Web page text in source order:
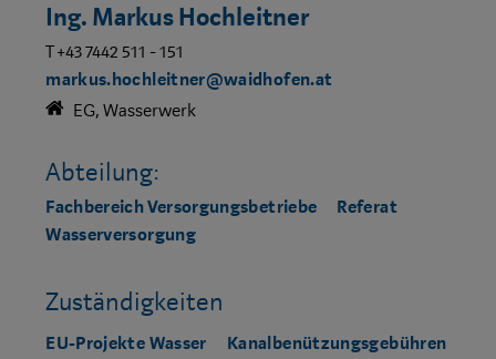
Ing. Markus Hochleitner
T +43 7442 511 - 151
markus.hochleitner@waidhofen.at
EG, Wasserwerk
Abteilung:
Fachbereich Versorgungsbetriebe
Referat
Wasserversorgung
Zuständigkeiten
EU-Projekte Wasser
Kanalbenützungsgebühren